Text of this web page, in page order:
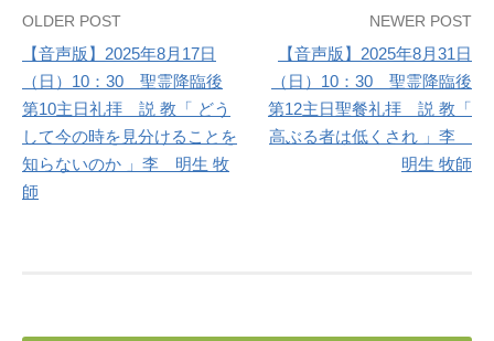
Post
navigation
OLDER POST
【音声版】2025年8月17日
（日）10：30 聖霊降臨後
第10主日礼拝 説 教「 どう
して今の時を見分けることを
知らないのか 」李 明生 牧
師
NEWER POST
【音声版】2025年8月31日
（日）10：30 聖霊降臨後
第12主日聖餐礼拝 説 教「
高ぶる者は低くされ 」李
明生 牧師